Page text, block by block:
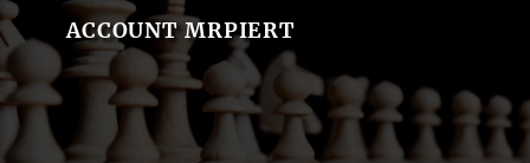
ACCOUNT MRPIERT